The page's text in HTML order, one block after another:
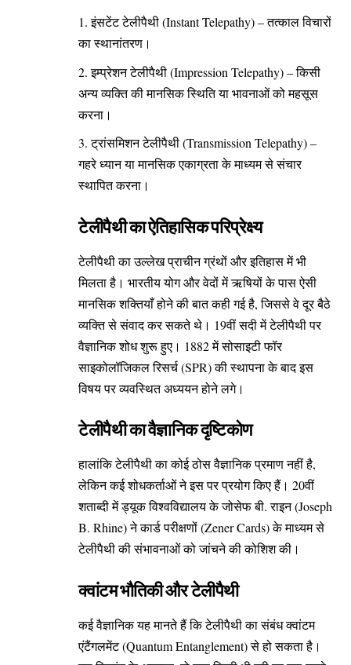
इंसटेंट टेलीपैथी (Instant Telepathy) – तत्काल विचारों
का स्थानांतरण।
इम्प्रेशन टेलीपैथी (Impression Telepathy) – किसी
अन्य व्यक्ति की मानसिक स्थिति या भावनाओं को महसूस
करना।
ट्रांसमिशन टेलीपैथी (Transmission Telepathy) –
गहरे ध्यान या मानसिक एकाग्रता के माध्यम से संचार
स्थापित करना।
टेलीपैथी का ऐतिहासिक परिप्रेक्ष्य
टेलीपैथी का उल्लेख प्राचीन ग्रंथों और इतिहास में भी
मिलता है। भारतीय योग और वेदों में ऋषियों के पास ऐसी
मानसिक शक्तियाँ होने की बात कही गई है, जिससे वे दूर बैठे
व्यक्ति से संवाद कर सकते थे। 19वीं सदी में टेलीपैथी पर
वैज्ञानिक शोध शुरू हुए। 1882 में सोसाइटी फॉर
साइकोलॉजिकल रिसर्च (SPR) की स्थापना के बाद इस
विषय पर व्यवस्थित अध्ययन होने लगे।
टेलीपैथी का वैज्ञानिक दृष्टिकोण
हालांकि टेलीपैथी का कोई ठोस वैज्ञानिक प्रमाण नहीं है,
लेकिन कई शोधकर्ताओं ने इस पर प्रयोग किए हैं। 20वीं
शताब्दी में ड्यूक विश्वविद्यालय के जोसेफ बी. राइन (Joseph
B. Rhine) ने कार्ड परीक्षणों (Zener Cards) के माध्यम से
टेलीपैथी की संभावनाओं को जांचने की कोशिश की।
क्वांटम भौतिकी और टेलीपैथी
कई वैज्ञानिक यह मानते हैं कि टेलीपैथी का संबंध क्वांटम
एंटैंगलमेंट (Quantum Entanglement) से हो सकता है।